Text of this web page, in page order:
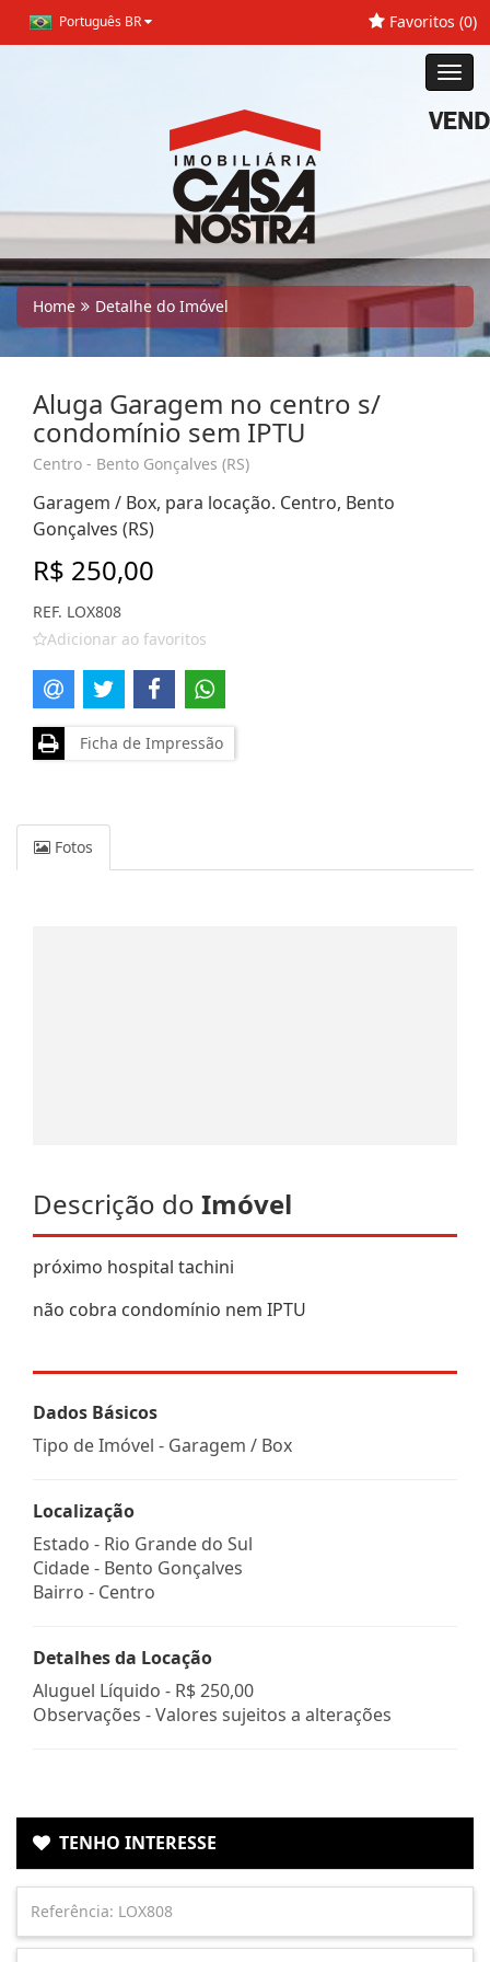
Português BR Favoritos (0)
Home Detalhe do Imóvel
Aluga Garagem no centro s/
condomínio sem IPTU
Centro - Bento Gonçalves (RS)
Garagem / Box, para locação. Centro, Bento
Gonçalves (RS)
R$ 250,00
REF. LOX808
Adicionar ao favoritos
Ficha de Impressão
Fotos
Descrição do Imóvel
próximo hospital tachini
não cobra condomínio nem IPTU
Dados Básicos
Tipo de Imóvel - Garagem / Box
Localização
Estado - Rio Grande do Sul
Cidade - Bento Gonçalves
Bairro - Centro
Detalhes da Locação
Aluguel Líquido - R$ 250,00
Observações - Valores sujeitos a alterações
TENHO INTERESSE